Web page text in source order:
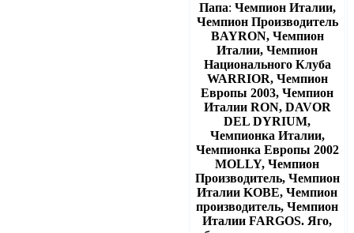
Папа: Чемпион Италии,
Чемпион Производитель
BAYRON, Чемпион
Италии, Чемпион
Национального Клуба
WARRIOR, Чемпион
Европы 2003, Чемпион
Италии RON, DAVOR
DEL DYRIUM,
Чемпионка Италии,
Чемпионка Европы 2002
MOLLY, Чемпион
Производитель, Чемпион
Италии KOBE, Чемпион
производитель, Чемпион
Италии FARGOS. Яго,